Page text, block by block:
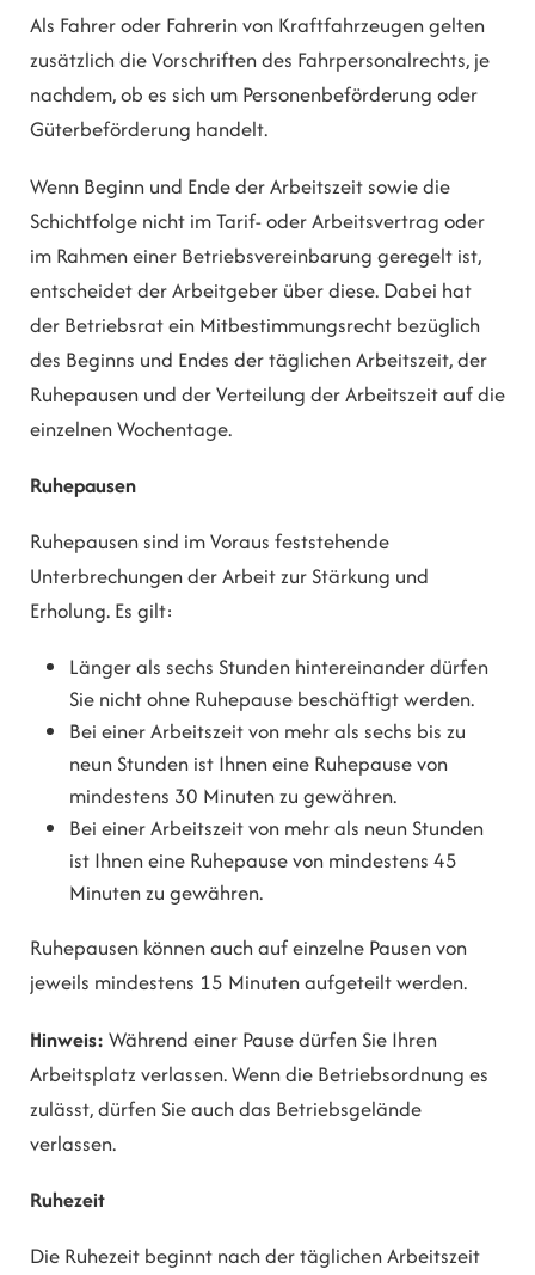
Als Fahrer oder Fahrerin von Kraftfahrzeugen gelten
zusätzlich die Vorschriften des Fahrpersonalrechts, je
nachdem, ob es sich um Personenbeförderung oder
Güterbeförderung handelt.
Wenn Beginn und Ende der Arbeitszeit sowie die
Schichtfolge nicht im Tarif- oder Arbeitsvertrag oder
im Rahmen einer Betriebsvereinbarung geregelt ist,
entscheidet der Arbeitgeber über diese. Dabei hat
der Betriebsrat ein Mitbestimmungsrecht bezüglich
des Beginns und Endes der täglichen Arbeitszeit, der
Ruhepausen und der Verteilung der Arbeitszeit auf die
einzelnen Wochentage.
Ruhepausen
Ruhepausen sind im Voraus feststehende
Unterbrechungen der Arbeit zur Stärkung und
Erholung. Es gilt:
Länger als sechs Stunden hintereinander dürfen
Sie nicht ohne Ruhepause beschäftigt werden.
Bei einer Arbeitszeit von mehr als sechs bis zu
neun Stunden ist Ihnen eine Ruhepause von
mindestens 30 Minuten zu gewähren.
Bei einer Arbeitszeit von mehr als neun Stunden
ist Ihnen eine Ruhepause von mindestens 45
Minuten zu gewähren.
Ruhepausen können auch auf einzelne Pausen von
jeweils mindestens 15 Minuten aufgeteilt werden.
Hinweis: Während einer Pause dürfen Sie Ihren
Arbeitsplatz verlassen. Wenn die Betriebsordnung es
zulässt, dürfen Sie auch das Betriebsgelände
verlassen.
Ruhezeit
Die Ruhezeit beginnt nach der täglichen Arbeitszeit